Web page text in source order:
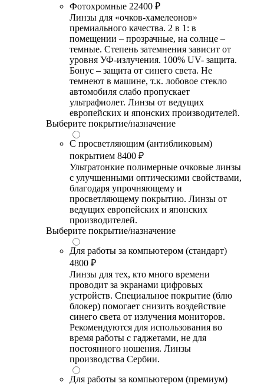
Фотохромные 22400 ₽
Линзы для «очков-хамелеонов»
премиального качества. 2 в 1: в
помещении – прозрачные, на солнце –
темные. Степень затемнения зависит от
уровня УФ-излучения. 100% UV- защита.
Бонус – защита от синего света. Не
темнеют в машине, т.к. лобовое стекло
автомобиля слабо пропускает
ультрафиолет. Линзы от ведущих
европейских и японских производителей.
Выберите покрытие/назначение
С просветляющим (антибликовым)
покрытием 8400 ₽
Ультратонкие полимерные очковые линзы
с улучшенными оптическими свойствами,
благодаря упрочняющему и
просветляющему покрытию. Линзы от
ведущих европейских и японских
производителей.
Выберите покрытие/назначение
Для работы за компьютером (стандарт)
4800 ₽
Линзы для тех, кто много времени
проводит за экранами цифровых
устройств. Специальное покрытие (блю
блокер) помогает снизить воздействие
синего света от излучения мониторов.
Рекомендуются для использования во
время работы с гаджетами, не для
постоянного ношения. Линзы
производства Сербии.
Для работы за компьютером (премиум)